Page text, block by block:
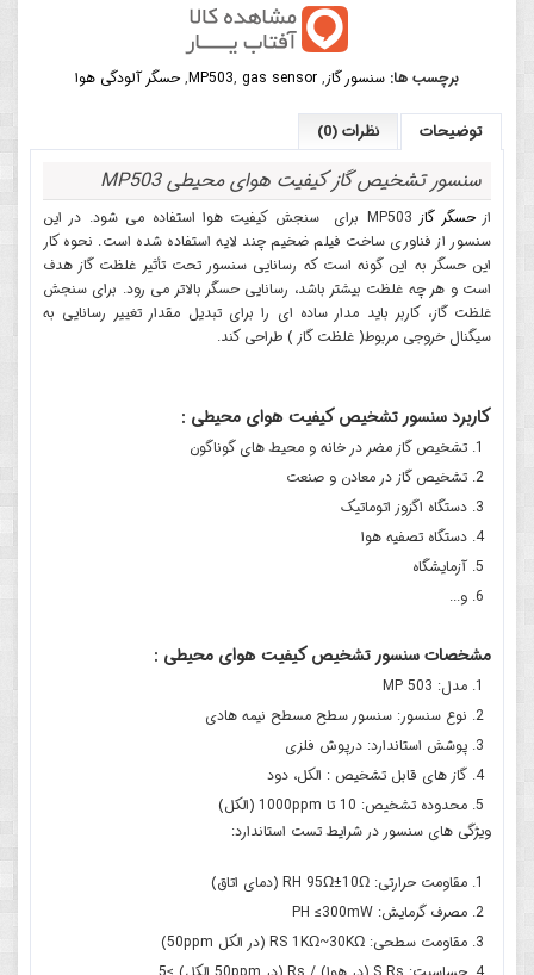
برچسب ها: سنسور گاز,
MP503, gas sensor
, حسگر آلودگی هوا
توضیحات نظرات (0)
سنسور تشخیص گاز کیفیت هوای محیطی MP503
ازحسگر گاز
MP503 برای سنجش کیفیت هوا استفاده می شود. در این
سنسور از فناوری ساخت فیلم ضخیم چند لایه استفاده شده است. نحوه کار
این حسگر به این گونه است که رسانایی سنسور تحت تأثیر غلظت گاز هدف
است و هر چه غلظت بیشتر باشد، رسانایی حسگر بالاتر می رود. برای سنجش
غلظت گاز، کاربر باید مدار ساده ای را برای تبدیل مقدار تغییر رسانایی به
سیگنال خروجی مربوط( غلظت گاز ) طراحی کند.
کاربرد سنسور تشخیص کیفیت هوای محیطی :
تشخیص گاز مضر در خانه و محیط های گوناگون
تشخیص گاز در معادن و صنعت
دستگاه اگزوز اتوماتیک
دستگاه تصفیه هوا
آزمایشگاه
و...
مشخصات سنسور تشخیص کیفیت هوای محیطی :
مدل: MP 503
نوع سنسور: سنسور سطح مسطح نیمه هادی
پوشش استاندارد: درپوش فلزی
گاز های قابل تشخیص : الکل، دود
محدوده تشخیص: 10 تا 1000ppm (الکل)
ویژگی های سنسور در شرایط تست استاندارد:
مقاومت حرارتی: RH 95Ω±10Ω (دمای اتاق)
مصرف گرمایش: PH ≤300mW
مقاومت سطحی: RS 1KΩ~30KΩ (در الکل 50ppm)